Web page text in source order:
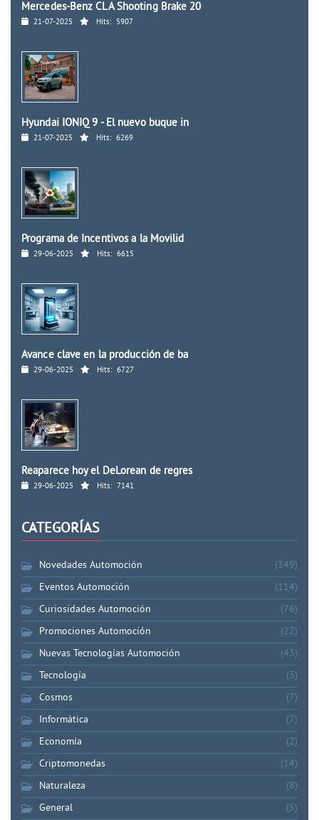
Mercedes-Benz CLA Shooting Brake 20
21-07-2025 Hits: 5907
Hyundai IONIQ 9 - El nuevo buque in
21-07-2025 Hits: 6269
Programa de Incentivos a la Movilid
29-06-2025 Hits: 6615
Avance clave en la producción de ba
29-06-2025 Hits: 6727
Reaparece hoy el DeLorean de regres
29-06-2025 Hits: 7141
CATEGORÍAS
Novedades Automoción
(349)
Eventos Automoción
(114)
Curiosidades Automoción
(76)
Promociones Automoción
(22)
Nuevas Tecnologías Automoción
(43)
Tecnología
(3)
Cosmos
(7)
Informática
(7)
Economía
(2)
Criptomonedas
(14)
Naturaleza
(8)
General
(5)